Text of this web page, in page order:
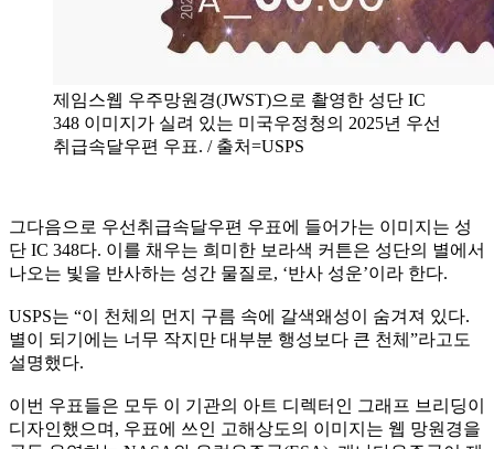
제임스웹 우주망원경(JWST)으로 촬영한 성단 IC
348 이미지가 실려 있는 미국우정청의 2025년 우선
취급속달우편 우표. / 출처=USPS
​그다음으로 우선취급속달우편 우표에 들어가는 이미지는 성
단 IC 348다. 이를 채우는 희미한 보라색 커튼은 성단의 별에서
나오는 빛을 반사하는 성간 물질로, ‘반사 성운’이라 한다.
USPS는 “이 천체의 먼지 구름 속에 갈색왜성이 숨겨져 있다.
별이 되기에는 너무 작지만 대부분 행성보다 큰 천체”라고도
설명했다.
이번 우표들은 모두 이 기관의 아트 디렉터인 그래프 브리딩이
디자인했으며, 우표에 쓰인 고해상도의 이미지는 웹 망원경을